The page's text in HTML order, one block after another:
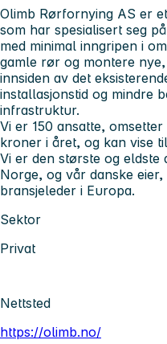
Olimb Rørfornying AS er
som har spesialisert seg
med minimal inngripen i
gamle rør og montere
innsiden av det
installasjonstid og mindre
infrastruktur.
Vi er 150 ansatte,
kroner i året, og kan vise
Vi er den største og
Norge, og vår danske
bransjeleder i Europa.
Sektor
Privat
Nettsted
https://olimb.no/